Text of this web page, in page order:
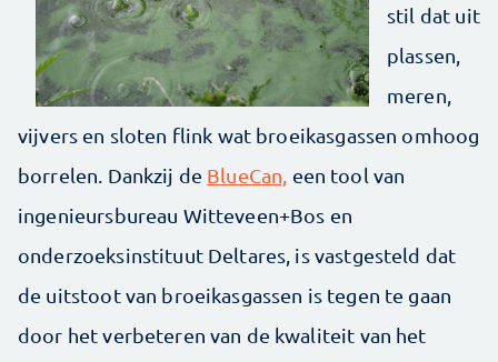
stil dat uit
plassen,
meren,
vijvers en sloten flink wat broeikasgassen omhoog
borrelen. Dankzij de BlueCan, een tool van
ingenieursbureau Witteveen+Bos en
onderzoeksinstituut Deltares, is vastgesteld dat
de uitstoot van broeikasgassen is tegen te gaan
door het verbeteren van de kwaliteit van het